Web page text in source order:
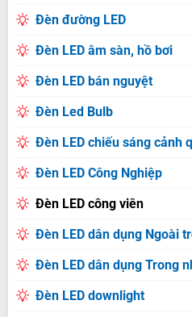
Đèn đường LED
Đèn LED âm sàn, hồ bơi
Đèn LED bán nguyệt
Đèn Led Bulb
Đèn LED chiếu sáng cảnh
Đèn LED Công Nghiệp
Đèn LED công viên
Đèn LED dân dụng Ngoài
Đèn LED dân dụng Trong
Đèn LED downlight